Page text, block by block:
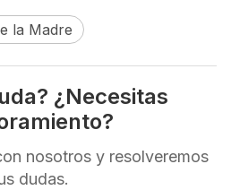
la Madre
¿Necesitas
nosotros y resolveremos
dudas.